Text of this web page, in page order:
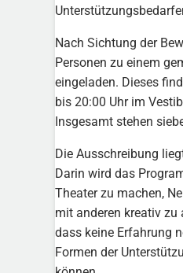
Nach Sichtung der
Personen zu einem
eingeladen. Dieses
bis 20:00 Uhr im
Insgesamt stehen
Die Ausschreibung
Darin wird das
Theater zu machen,
mit anderen kreativ zu
dass keine Erfahrung
Formen der